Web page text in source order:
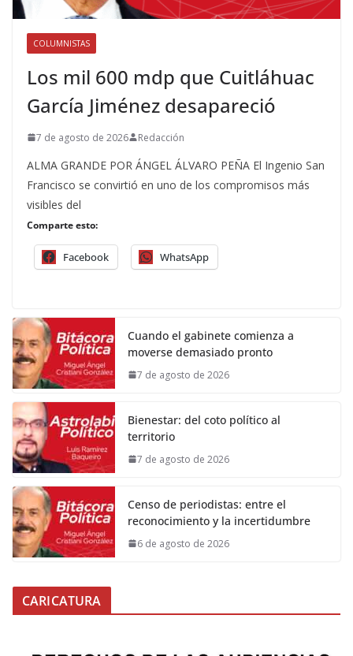
COLUMNISTAS
Los mil 600 mdp que Cuitláhuac
García Jiménez desapareció
7 de agosto de 2026 Redacción
ALMA GRANDE POR ÁNGEL ÁLVARO PEÑA El Ingenio San
Francisco se convirtió en uno de los compromisos más
visibles del
Comparte esto:
Facebook WhatsApp
Cuando el gabinete comienza a
moverse demasiado pronto
7 de agosto de 2026
Bienestar: del coto político al
territorio
7 de agosto de 2026
Censo de periodistas: entre el
reconocimiento y la incertidumbre
6 de agosto de 2026
CARICATURA